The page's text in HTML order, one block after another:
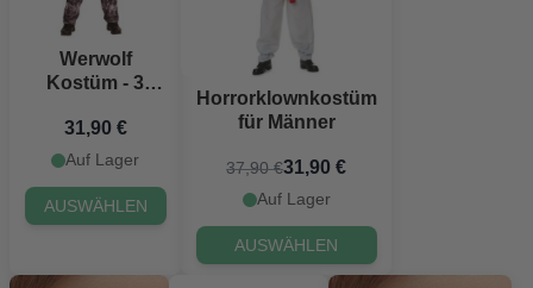
Werwolf
Kostüm - 3
31,90 €
Auf Lager
AUSWÄHLEN
Horrorklownkostüm
für Männer
37,90 €31,90 €
Auf Lager
AUSWÄHLEN